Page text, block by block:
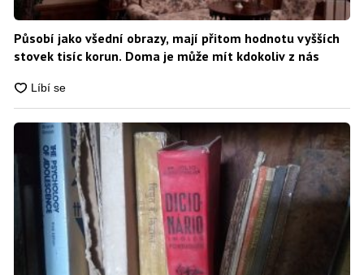
Působí jako všední obrazy, mají přitom hodnotu vyšších
stovek tisíc korun. Doma je může mít kdokoliv z nás